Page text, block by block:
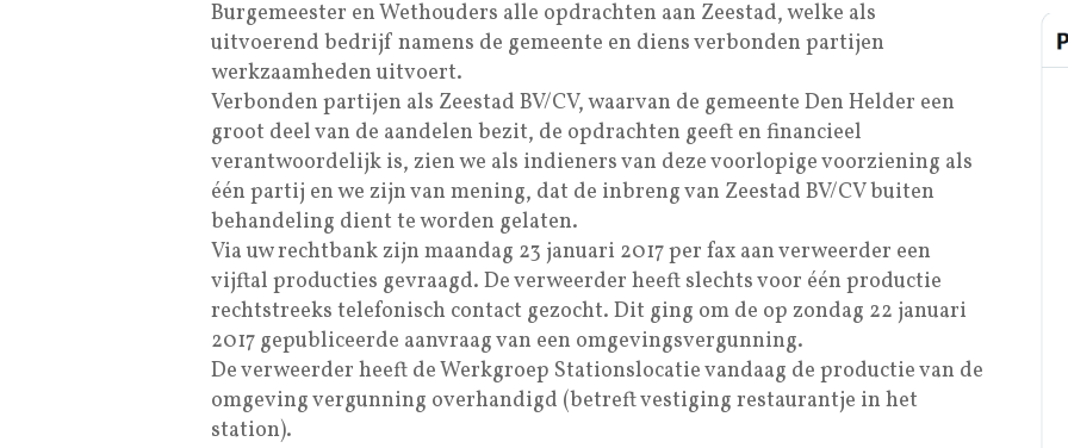
Burgemeester en Wethouders alle opdrachten aan Zeestad, welke als
uitvoerend bedrijf namens de gemeente en diens verbonden partijen
werkzaamheden uitvoert.
Verbonden partijen als Zeestad BV/CV, waarvan de gemeente Den Helder een
groot deel van de aandelen bezit, de opdrachten geeft en financieel
verantwoordelijk is, zien we als indieners van deze voorlopige voorziening als
één partij en we zijn van mening, dat de inbreng van Zeestad BV/CV buiten
behandeling dient te worden gelaten.
Via uw rechtbank zijn maandag 23 januari 2017 per fax aan verweerder een
vijftal producties gevraagd. De verweerder heeft slechts voor één productie
rechtstreeks telefonisch contact gezocht. Dit ging om de op zondag 22 januari
2017 gepubliceerde aanvraag van een omgevingsvergunning.
De verweerder heeft de Werkgroep Stationslocatie vandaag de productie van de
omgeving vergunning overhandigd (betreft vestiging restaurantje in het
station).